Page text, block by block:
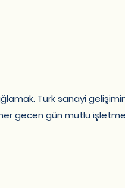
Türk sanayi
gecen gün mutlu